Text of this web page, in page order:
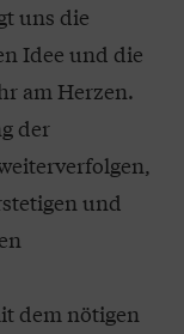
uns die
Idee und die
am Herzen.
der
und
dem nötigen